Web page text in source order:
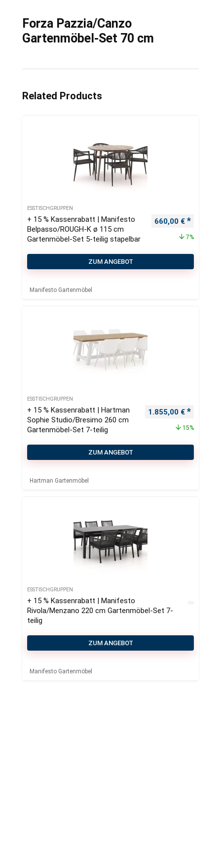
Forza Pazzia/Canzo
Gartenmöbel-Set 70 cm
Related Products
ESSTISCHGRUPPEN
+ 15 % Kassenrabatt | Manifesto
Belpasso/ROUGH-K ø 115 cm
Gartenmöbel-Set 5-teilig stapelbar
Ursprünglicher
660,00 €
7%
ZUM ANGEBOT
Manifesto Gartenmöbel
ESSTISCHGRUPPEN
+ 15 % Kassenrabatt | Hartman
Sophie Studio/Bresimo 260 cm
Gartenmöbel-Set 7-teilig
Ursprünglicher
1.855,00 €
15%
ZUM ANGEBOT
Hartman Gartenmöbel
ESSTISCHGRUPPEN
+ 15 % Kassenrabatt | Manifesto
Rivola/Menzano 220 cm Gartenmöbel-Set 7-
teilig
ZUM ANGEBOT
Manifesto Gartenmöbel